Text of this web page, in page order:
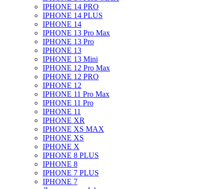
IPHONE 14 PRO
IPHONE 14 PLUS
IPHONE 14
IPHONE 13 Pro Max
IPHONE 13 Pro
IPHONE 13
IPHONE 13 Mini
IPHONE 12 Pro Max
IPHONE 12 PRO
IPHONE 12
IPHONE 11 Pro Max
IPHONE 11 Pro
IPHONE 11
IPHONE XR
IPHONE XS MAX
IPHONE XS
IPHONE X
IPHONE 8 PLUS
IPHONE 8
IPHONE 7 PLUS
IPHONE 7